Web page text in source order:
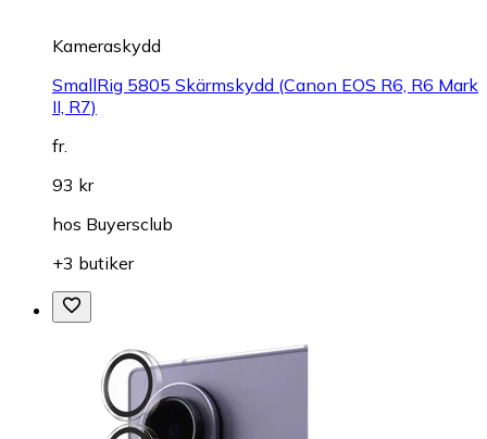
Kameraskydd
SmallRig 5805 Skärmskydd (Canon EOS R6, R6 Mark
II, R7)
fr.
93 kr
hos Buyersclub
+3 butiker